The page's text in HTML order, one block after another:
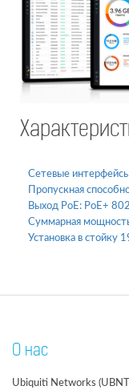
Сетевые
Пропускная
Выход PoE: PoE+
Суммарная
Установка в стойку
О нас
Ubiquiti Networks